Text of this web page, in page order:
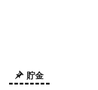
貯金